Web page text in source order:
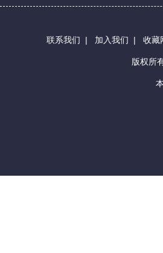
联系我们 | 加入我们 | 收藏
版权所